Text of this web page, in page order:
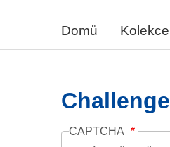
Domů Kolekce
Challenge
CAPTCHA